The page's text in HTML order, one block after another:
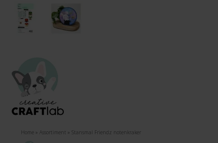
Home » Assortiment » Stansmal Friendz notenkraker